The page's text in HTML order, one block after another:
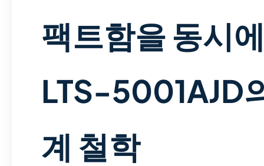
팩트함을 동시
LTS-5001AJD
계 철학